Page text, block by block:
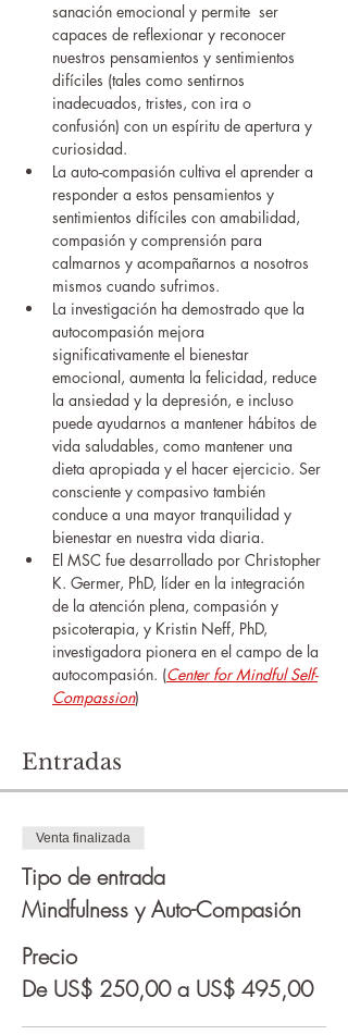
sanación emocional y permite  ser
capaces de reflexionar y reconocer
nuestros pensamientos y sentimientos
difíciles (tales como sentirnos
inadecuados, tristes, con ira o
confusión) con un espíritu de apertura y
curiosidad.
La auto-compasión cultiva el aprender a
responder a estos pensamientos y
sentimientos difíciles con amabilidad,
compasión y comprensión para
calmarnos y acompañarnos a nosotros
mismos cuando sufrimos.
La investigación ha demostrado que la
autocompasión mejora
significativamente el bienestar
emocional, aumenta la felicidad, reduce
la ansiedad y la depresión, e incluso
puede ayudarnos a mantener hábitos de
vida saludables, como mantener una
dieta apropiada y el hacer ejercicio. Ser
consciente y compasivo también
conduce a una mayor tranquilidad y
bienestar en nuestra vida diaria.
El MSC fue desarrollado por Christopher
K. Germer, PhD, líder en la integración
de la atención plena, compasión y
psicoterapia, y Kristin Neff, PhD,
investigadora pionera en el campo de la
autocompasión. (Center for Mindful Self-
Compassion)
Entradas
Venta finalizada
Tipo de entrada
Mindfulness y Auto-Compasión
Precio
De US$ 250,00 a US$ 495,00